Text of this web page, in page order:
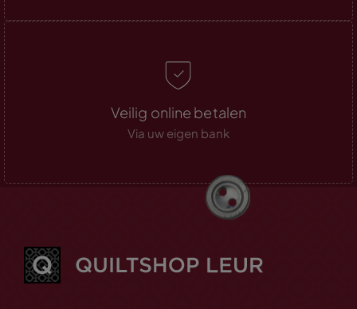
Veilig online betalen
Via uw eigen bank